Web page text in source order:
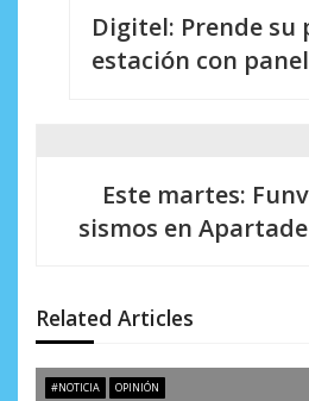
ó
n
Digitel: Prende su
estación con
Este martes:
sismos en
Related Articles
#NOTICIA OPINIÓN